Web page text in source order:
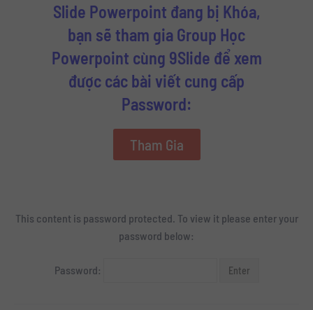
Slide Powerpoint đang bị Khóa,
bạn sẽ tham gia Group Học
Powerpoint cùng 9Slide để xem
được các bài viết cung cấp
Password:
Tham Gia
This content is password protected. To view it please enter your
password below:
Password: